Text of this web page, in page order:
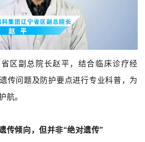
区副总院长赵平，结合临床诊疗经
传问题及防护要点进行专业科普，为
航。
传倾向，但并非“绝对遗传”